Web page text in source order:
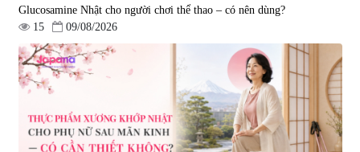
Viên uống bổ gan Ribeto Shoji
Hepaclean 60 viên
690.000 đ
Viên uống hỗ trợ cải thiện thoát
vị đĩa đệm Kyoto Has 30 viên
| 14.560
1.600.000 đ
Glucosamine Nhật cho người chơi thể thao – có nên dùng?
15
09/08/2026